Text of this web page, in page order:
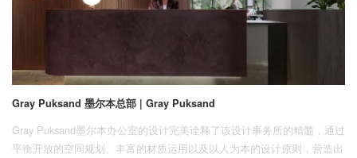
Gray Puksand 墨尔本总部 | Gray Puksand
Gray Puksand墨尔本办公室的设计完美诠释了该设计事务所的精髓，通过
平衡开放的空间规划、丰富的材质运用以及以人为本的设计原则，营造出